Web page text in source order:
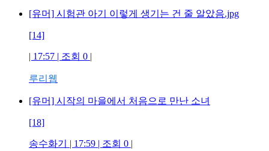
[유머] 시험관 아기 이렇게 생기는 건 줄 알았음.jpg
[14]
| 17:57 | 조회 0 |
루리웹
[유머] 시작의 마을에서 처음으로 만난 소녀
[18]
송수화기 | 17:59 | 조회 0 |